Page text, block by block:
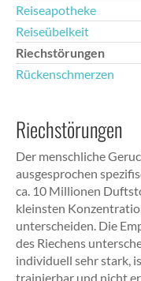
Reiseapotheke
Reiseübelkeit
Riechstörungen
Rückenschmerzen
Riechstörungen
Der menschliche
ausgesprochen
ca. 10 Millionen
kleinsten
unterscheiden. Die
des Riechens
individuell sehr stark,
trainierbar und nicht